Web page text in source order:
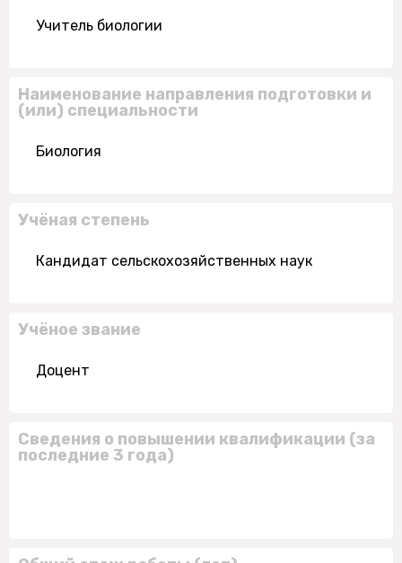
Учитель биологии
Наименование направления подготовки и
(или) специальности
Биология
Учёная степень
Кандидат сельскохозяйственных наук
Учёное звание
Доцент
Сведения о повышении квалификации (за
последние 3 года)